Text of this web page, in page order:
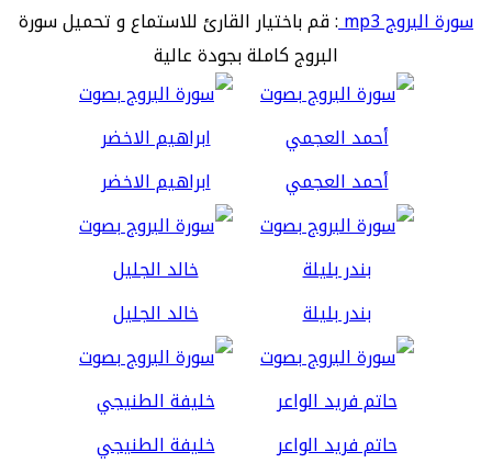
سورة البروج mp3
: قم باختيار القارئ للاستماع و تحميل سورة
البروج كاملة بجودة عالية
أحمد العجمي ابراهيم الاخضر
بندر بليلة خالد الجليل
حاتم فريد الواعر خليفة الطنيجي